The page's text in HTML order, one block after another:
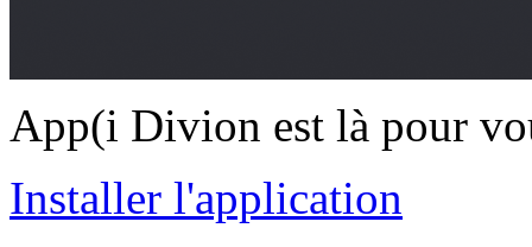
App(i Divion est là pour
Installer l'application